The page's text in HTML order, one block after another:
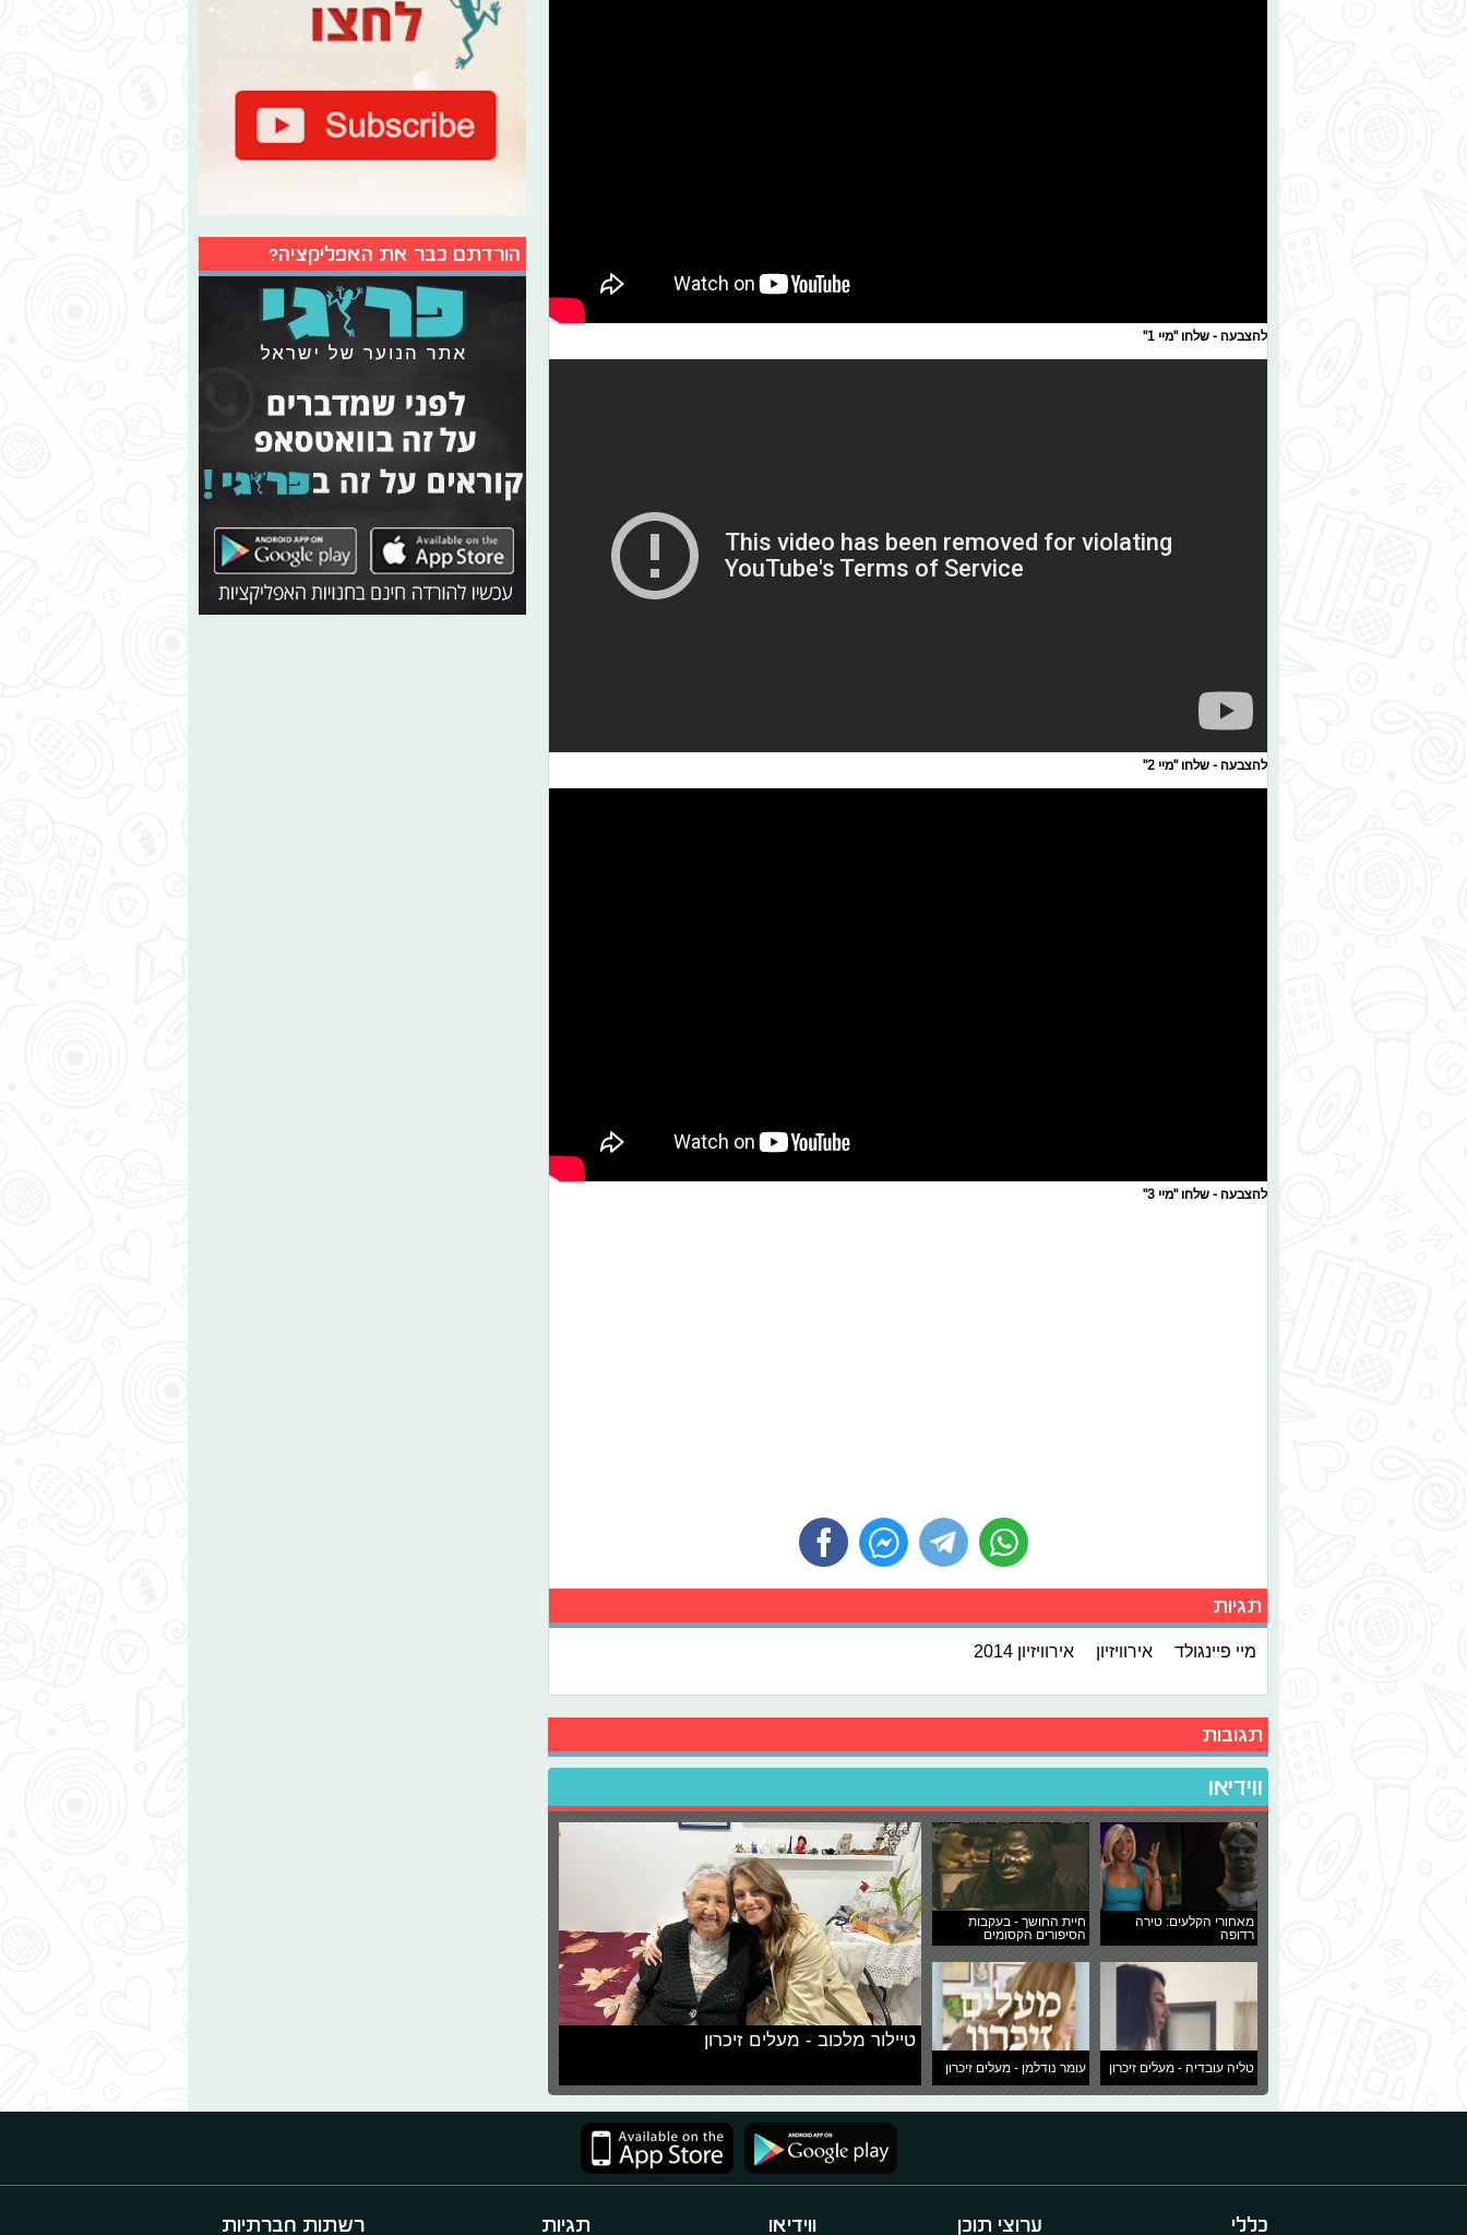
להצבעה - שלחו "מיי 1"
להצבעה - שלחו "מיי 2"
להצבעה - שלחו "מיי 3"
תגיות
מיי פיינגולד אירוויזיון אירוויזיון 2014
תגובות
ווידיאו
מאחורי הקלעים: טירה
רדופה
חיית החושך - בעקבות
הסיפורים הקסומים
טליה עובדיה - מעלים זיכרון עומר נודלמן - מעלים זיכרון
טיילור מלכוב - מעלים זיכרון
הורדתם כבר את האפליקציה?
כללי ערוצי תוכן ווידיאו תגיות רשתות חברתיות